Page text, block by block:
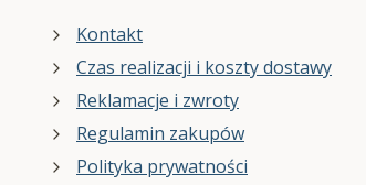
Kontakt
Czas realizacji i koszty dostawy
Reklamacje i zwroty
Regulamin zakupów
Polityka prywatności